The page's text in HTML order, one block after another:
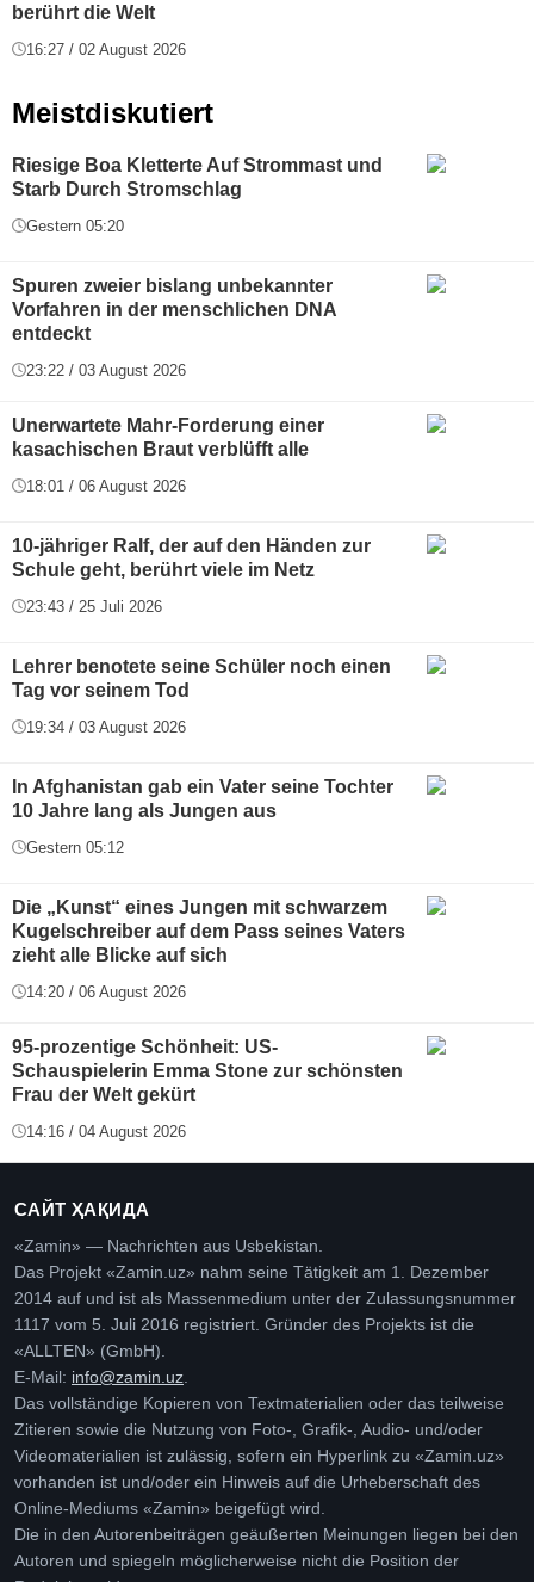
berührt die Welt
16:27 / 02 August 2026
Meistdiskutiert
Riesige Boa Kletterte Auf Strommast und
Starb Durch Stromschlag
Gestern 05:20
Spuren zweier bislang unbekannter
Vorfahren in der menschlichen DNA
entdeckt
23:22 / 03 August 2026
Unerwartete Mahr-Forderung einer
kasachischen Braut verblüfft alle
18:01 / 06 August 2026
10-jähriger Ralf, der auf den Händen zur
Schule geht, berührt viele im Netz
23:43 / 25 Juli 2026
Lehrer benotete seine Schüler noch einen
Tag vor seinem Tod
19:34 / 03 August 2026
In Afghanistan gab ein Vater seine Tochter
10 Jahre lang als Jungen aus
Gestern 05:12
Die „Kunst“ eines Jungen mit schwarzem
Kugelschreiber auf dem Pass seines Vaters
zieht alle Blicke auf sich
14:20 / 06 August 2026
95-prozentige Schönheit: US-
Schauspielerin Emma Stone zur schönsten
Frau der Welt gekürt
14:16 / 04 August 2026
САЙТ ҲАҚИДА
«Zamin» — Nachrichten aus Usbekistan.
Das Projekt «Zamin.uz» nahm seine Tätigkeit am 1. Dezember
2014 auf und ist als Massenmedium unter der Zulassungsnummer
1117 vom 5. Juli 2016 registriert. Gründer des Projekts ist die
«ALLTEN» (GmbH).
E-Mail: info@zamin.uz
Das vollständige Kopieren von Textmaterialien oder das teilweise
Zitieren sowie die Nutzung von Foto-, Grafik-, Audio- und/oder
Videomaterialien ist zulässig, sofern ein Hyperlink zu «Zamin.uz»
vorhanden ist und/oder ein Hinweis auf die Urheberschaft des
Online-Mediums «Zamin» beigefügt wird.
Die in den Autorenbeiträgen geäußerten Meinungen liegen bei den
Autoren und spiegeln möglicherweise nicht die Position der